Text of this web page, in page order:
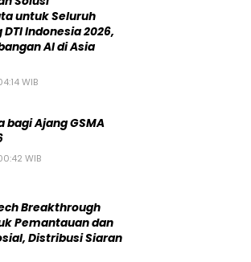
untuk Seluruh
Indonesia 2026,
AI di Asia
WIB
bagi Ajang GSMA
WIB
Breakthrough
Pemantauan dan
Distribusi Siaran